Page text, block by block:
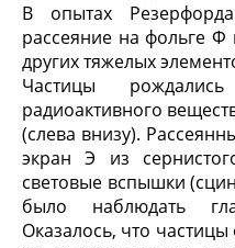
В опытах
рассеяние на фольге Ф
других тяжелых
Частицы
радиоактивного
(слева внизу).
экран Э из
световые вспышки
было наблюдать
Оказалось, что